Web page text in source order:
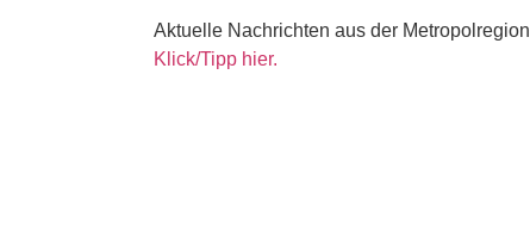
Aktuelle Nachrichten aus der
Klick/Tipp hier.